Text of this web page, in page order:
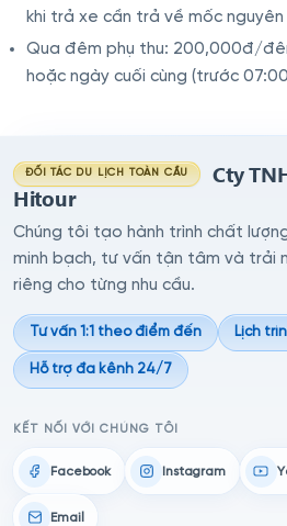
khi trả xe cần trả về mốc
Qua đêm phụ thu: 200,000đ/
hoặc ngày cuối cùng (trước
ĐỐI TÁC DU LỊCH TOÀN CẦU
Cty
Hitour
Chúng tôi tạo hành trình chất
minh bạch, tư vấn tận tâm và trải
riêng cho từng nhu cầu.
Tư vấn 1:1 theo điểm đến Lịch
Hỗ trợ đa kênh 24/7
KẾT NỐI VỚI CHÚNG TÔI
Facebook Instagram
Email